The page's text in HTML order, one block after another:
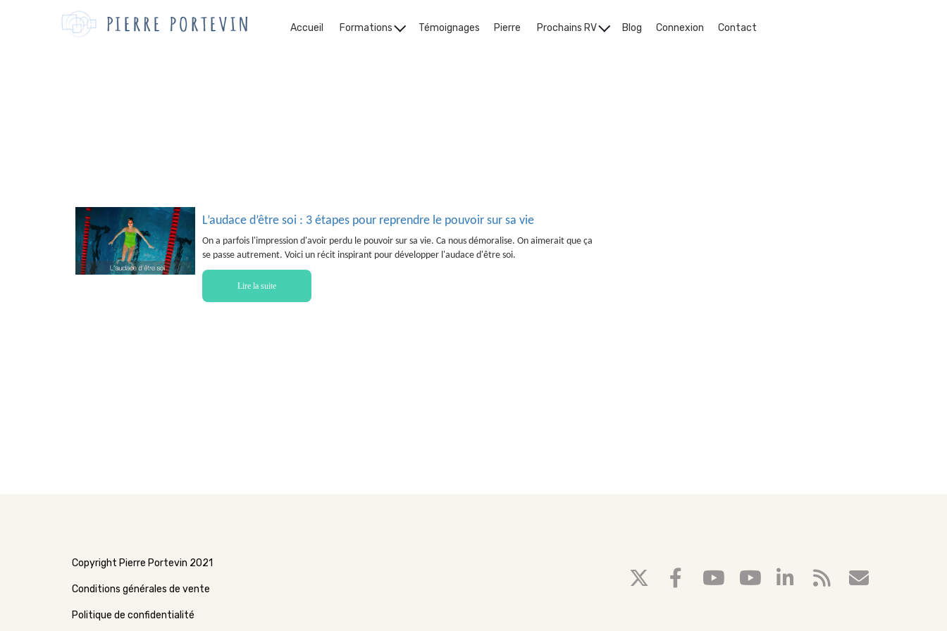
Accueil Formations Témoignages Pierre Prochains RV Blog Connexion Contact
L’audace d’être soi : 3 étapes pour reprendre le pouvoir sur sa vie
On a parfois l'impression d'avoir perdu le pouvoir sur sa vie. Ca nous démoralise. On aimerait que ça
se passe autrement. Voici un récit inspirant pour développer l'audace d'être soi.
Lire la suite
Copyright Pierre Portevin 2021
Conditions générales de vente
Politique de confidentialité